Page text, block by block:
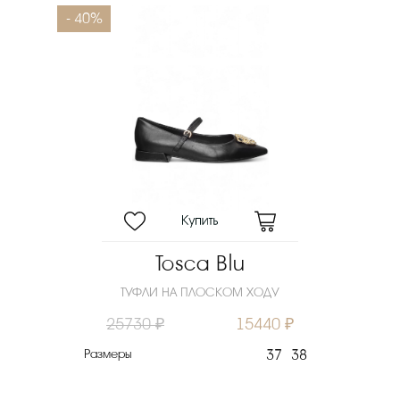
- 40%
Tosca Blu
ТУФЛИ НА ПЛОСКОМ ХОДУ
25730 ₽ 15440 ₽
Размеры 37 38